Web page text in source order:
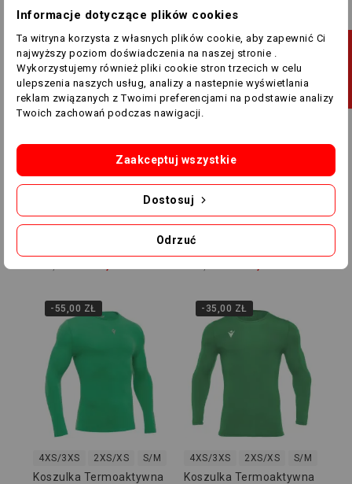
120,00 zł 95,00 zł 215,00 zł 165,00 zł
-51,00 ZŁ
Torba Macron - L - Warta
-46,00 ZŁ
Jeden rozmiar
Plecak Macron - M -
Warta Poznań Akademia
-55,00 ZŁ
4XS/3XS 2XS/XS S/M L/XL 2XL/3XL
Koszulka Termoaktywna
-35,00 ZŁ
4XS/3XS 2XS/XS S/M
Koszulka Termoaktywna
Informacje dotyczące plików cookies
Ta witryna korzysta z własnych plików cookie, aby zapewnić Ci
najwyższy poziom doświadczenia na naszej stronie .
Wykorzystujemy również pliki cookie stron trzecich w celu
ulepszenia naszych usług, analizy a nastepnie wyświetlania
reklam związanych z Twoimi preferencjami na podstawie analizy
Twoich zachowań podczas nawigacji.
Odrzuć
Dostosuj
Zaakceptuj wszystkie